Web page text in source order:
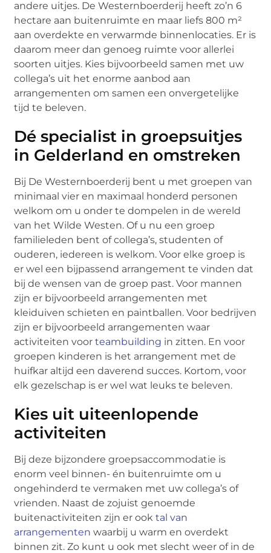
andere uitjes. De Westernboerderij heeft zo’n 6
hectare aan buitenruimte en maar liefs 800 m²
aan overdekte en verwarmde binnenlocaties. Er is
daarom meer dan genoeg ruimte voor allerlei
soorten uitjes. Kies bijvoorbeeld samen met uw
collega’s uit het enorme aanbod aan
arrangementen om samen een onvergetelijke
tijd te beleven.
Dé specialist in groepsuitjes
in Gelderland en omstreken
Bij De Westernboerderij bent u met groepen van
minimaal vier en maximaal honderd personen
welkom om u onder te dompelen in de wereld
van het Wilde Westen. Of u nu een groep
familieleden bent of collega’s, studenten of
ouderen, iedereen is welkom. Voor elke groep is
er wel een bijpassend arrangement te vinden dat
bij de wensen van de groep past. Voor mannen
zijn er bijvoorbeeld arrangementen met
kleiduiven schieten en paintballen. Voor bedrijven
zijn er bijvoorbeeld arrangementen waar
activiteiten voorteambuilding in zitten. En voor
groepen kinderen is het arrangement met de
huifkar altijd een daverend succes. Kortom, voor
elk gezelschap is er wel wat leuks te beleven.
Kies uit uiteenlopende
activiteiten
Bij deze bijzondere groepsaccommodatie is
enorm veel binnen- én buitenruimte om u
ongehinderd te vermaken met uw collega’s of
vrienden. Naast de zojuist genoemde
buitenactiviteiten zijn er ooktal van
arrangementen waarbij u warm en overdekt
binnen zit. Zo kunt u ook met slecht weer of in de